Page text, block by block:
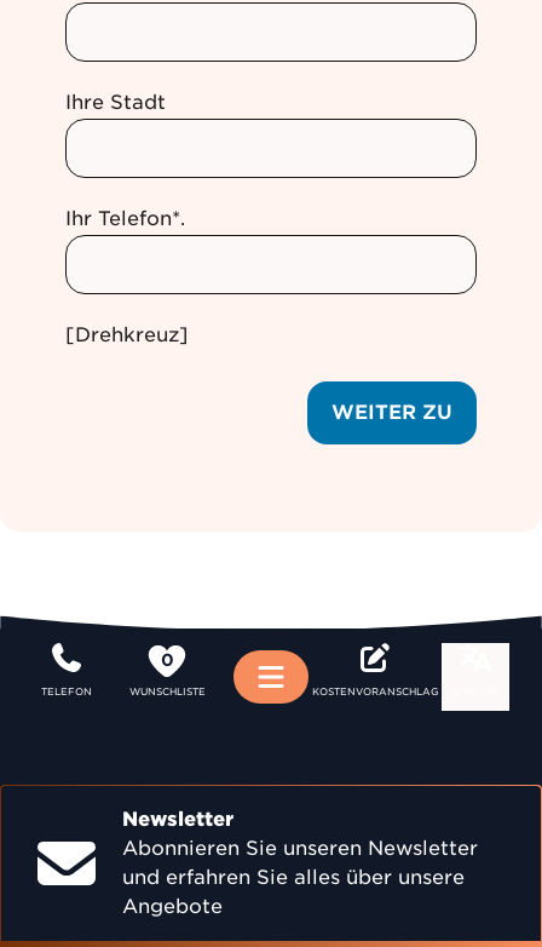
Ihre Stadt
Ihr Telefon*.
[Drehkreuz]
WEITER ZU
TELEFON
0
WUNSCHLISTE MenüKOSTENVORANSCHLAG
Newsletter
Abonnieren Sie unseren Newsletter
und erfahren Sie alles über unsere
Angebote